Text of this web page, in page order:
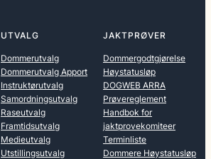
UTVALG
Dommerutvalg
Dommerutvalg Apport
Instruktørutvalg
Samordningsutvalg
Raseutvalg
Framtidsutvalg
Medieutvalg
Utstillingsutvalg
JAKTPRØVER
Dommergodtgjørelse
Høystatusløp
DOGWEB ARRA
Prøvereglement
Handbok for
jaktprovekomiteer
Terminliste
Dommere Høystatusløp